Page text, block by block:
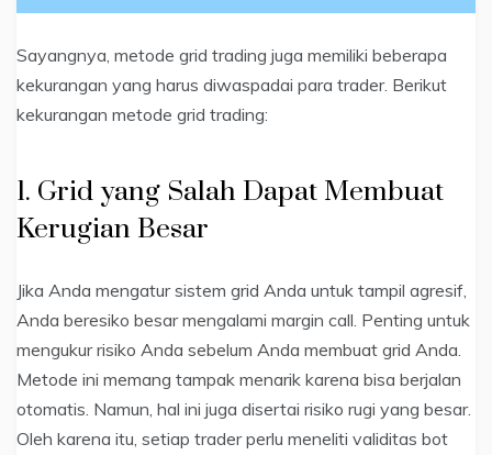
Sayangnya, metode grid trading juga memiliki beberapa
kekurangan yang harus diwaspadai para trader. Berikut
kekurangan metode grid trading:
1. Grid yang Salah Dapat Membuat
Kerugian Besar
Jika Anda mengatur sistem grid Anda untuk tampil agresif,
Anda beresiko besar mengalami margin call. Penting untuk
mengukur risiko Anda sebelum Anda membuat grid Anda.
Metode ini memang tampak menarik karena bisa berjalan
otomatis. Namun, hal ini juga disertai risiko rugi yang besar.
Oleh karena itu, setiap trader perlu meneliti validitas bot